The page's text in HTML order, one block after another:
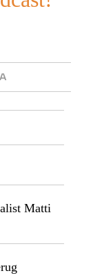
Matti